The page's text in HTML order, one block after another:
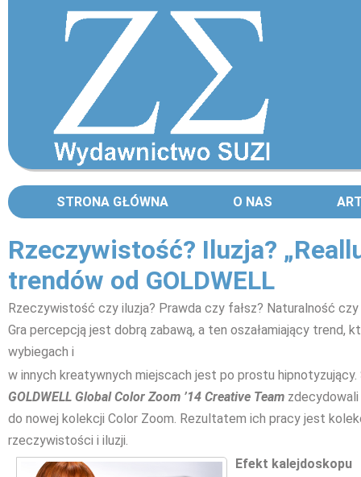
STRONA GŁÓWNA O NAS
Rzeczywistość? Iluzja?
trendów od GOLDWELL
Rzeczywistość czy iluzja? Prawda czy fałsz? Naturalność
Gra percepcją jest dobrą zabawą, a ten oszałamiający trend,
wybiegach i
w innych kreatywnych miejscach jest po prostu
GOLDWELL Global Color Zoom ’14 Creative Team
do nowej kolekcji Color Zoom. Rezultatem ich pracy jest
rzeczywistości i iluzji.
Efekt kalejdoskopu